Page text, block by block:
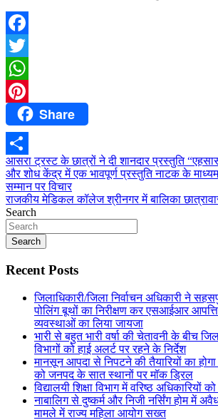
Facebook
Twitter
WhatsApp
PinterestShare
Share
Post
navigation
आसरा ट्रस्ट के छात्रों ने दी शानदार प्रस्तुति
और शोध केंद्र में एक भावपूर्ण प्रस्तुति नाटक के
सम्मान पर विचार
राजकीय मेडिकल कॉलेज श्रीनगर में बालिका
Search
Search
Recent Posts
जिलाधिकारी/जिला निर्वाचन अधिकारी ने
पोलिंग बूथों का निरीक्षण कर एसआईआर आपत्ति
व्यवस्थाओं का लिया जायजा
भारी से बहुत भारी वर्षा की चेतावनी के बीच
विभागों को हाई अलर्ट पर रहने के निर्देश
मानसून आपदा से निपटने की तैयारियों का
को जनपद के सात स्थानों पर मॉक ड्रिल
विद्यालयी शिक्षा विभाग में वरिष्ठ अधिकारियों
नाबालिग से दुष्कर्म और निजी नर्सिंग होम में
मामले में राज्य महिला आयोग सख्त